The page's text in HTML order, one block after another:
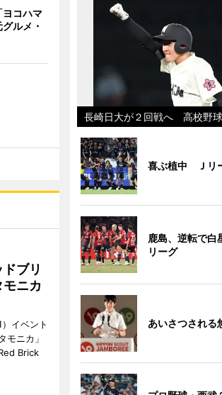
ヨコハマ
ルメ・
ブリ
ニカ
イベント
モニカ」
Brick
長崎日大が２回戦へ 高校野球
喜ぶ植中 Ｊリ
鹿島、逆転で
リーグ
あいさつされる